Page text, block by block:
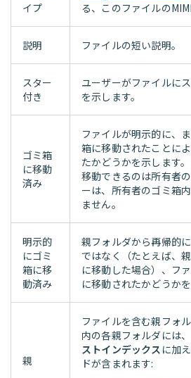
イプ
る、このファイルの
説明 ファイルの短い説明。
スター
付き
ユーザーがファイルに
を示します。
ゴミ箱
に移動
済み
ファイルが明示的に、
箱に移動されたことに
たかどうかを示します
移動できるのは所有者
ーは、所有者のゴミ箱
ません。
明示的
にゴミ
箱に移
動済み
親フォルダから再帰的
ではなく（たとえば、
に移動した場合）、フ
に移動されたかどうかを
親
ファイルを含む親フォ
内の各親フォルダには、
ストインデックス に加
ドが含まれます: